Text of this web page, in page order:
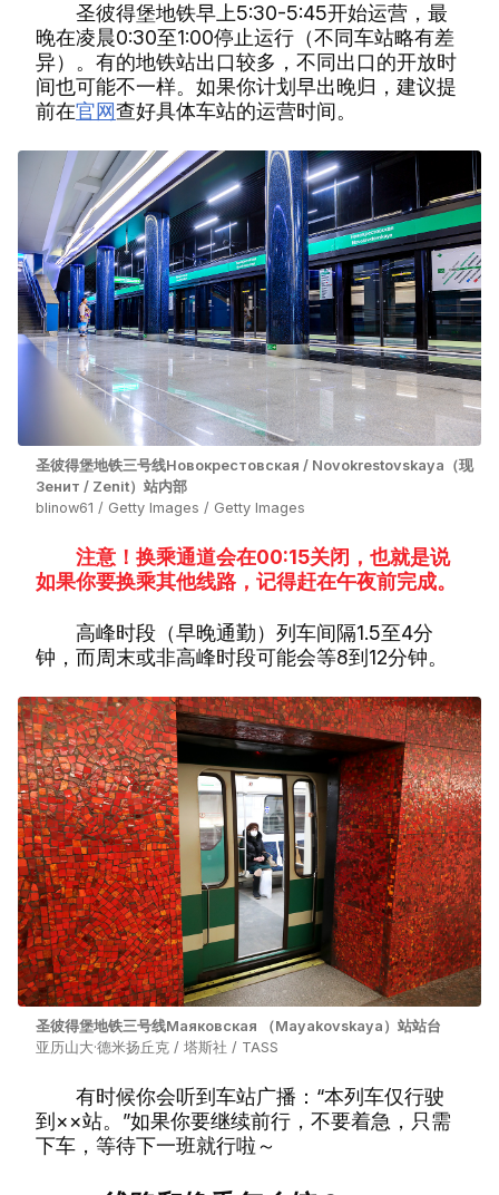
圣彼得堡地铁早上5:30-5:45开始运营，最
晚在凌晨0:30至1:00停止运行（不同车站略有差
异）。有的地铁站出口较多，不同出口的开放时
间也可能不一样。如果你计划早出晚归，建议提
前在官网查好具体车站的运营时间。
圣彼得堡地铁三号线Новокрестовская / Novokrestovskaya（现
Зенит / Zenit）站内部
blinow61 / Getty Images / Getty Images
注意！换乘通道会在00:15关闭，也就是说
如果你要换乘其他线路，记得赶在午夜前完成。
高峰时段（早晚通勤）列车间隔1.5至4分
钟，而周末或非高峰时段可能会等8到12分钟。
圣彼得堡地铁三号线Маяковская （Mayakovskaya）站站台
亚历山大·德米扬丘克 / 塔斯社 / TASS
有时候你会听到车站广播：“本列车仅行驶
到××站。”如果你要继续前行，不要着急，只需
下车，等待下一班就行啦～